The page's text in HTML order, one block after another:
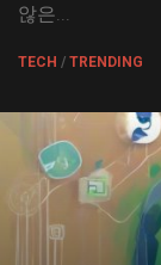
않은...
TECH / TRENDING